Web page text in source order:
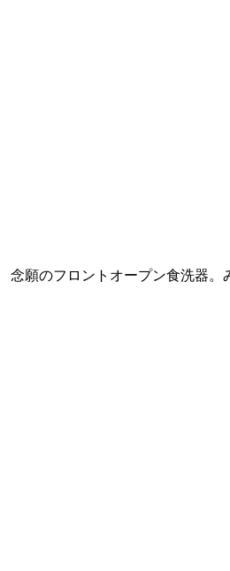
念願のフロントオープン食洗器